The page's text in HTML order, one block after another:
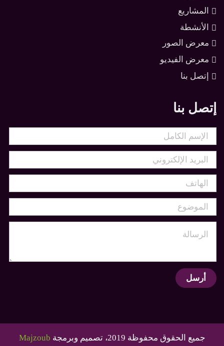
المشاريع
الأنشطة
معرض الصور
معرض الفيديو
إتصل بنا
إتصل بنا
أرسل
جميع الحقوق محفوظة 2019، تصميم وبرمجة Majzoub